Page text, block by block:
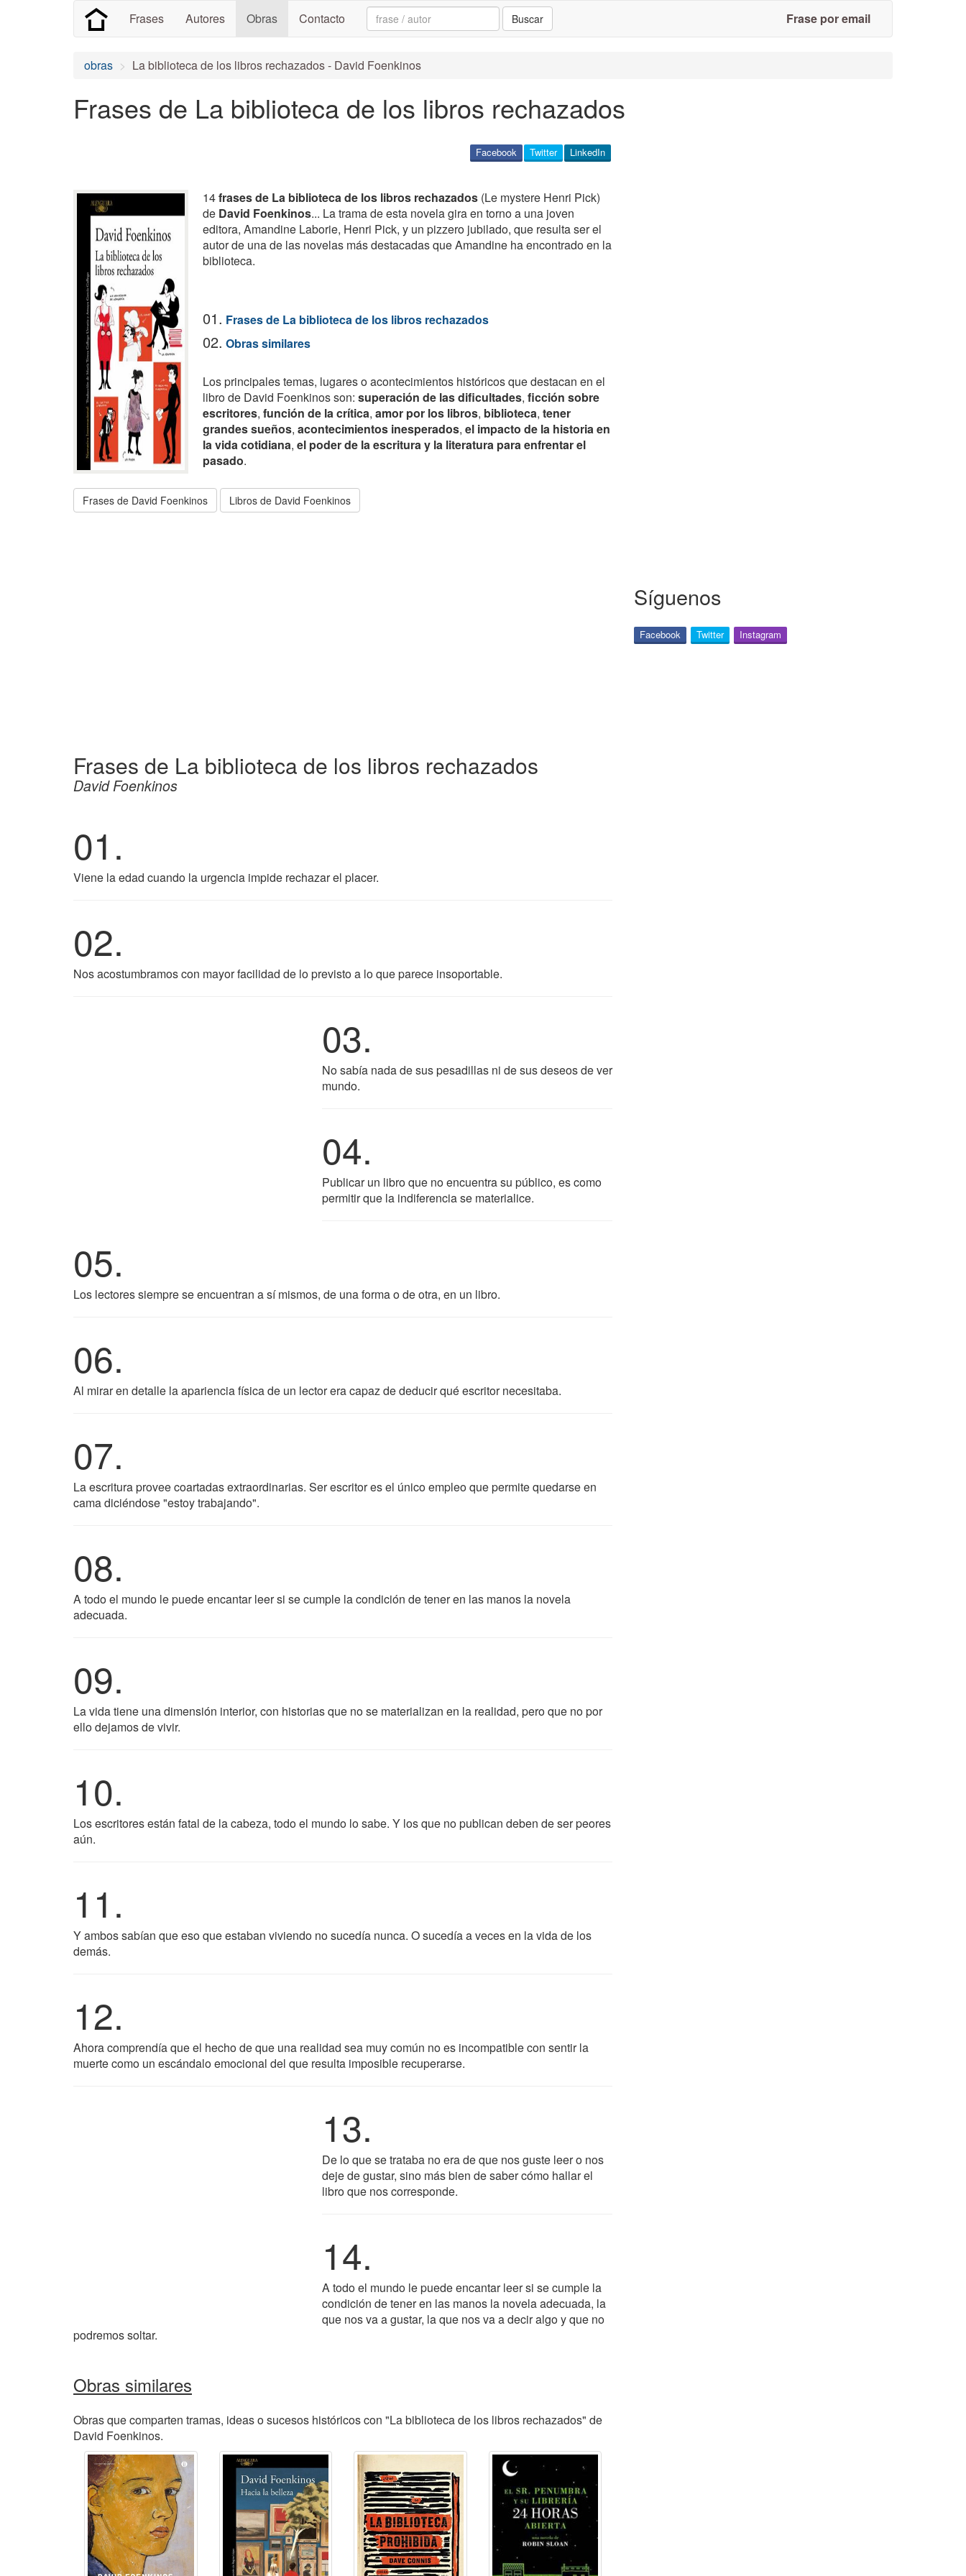
Frases Autores Obras Contacto Search: Buscar Frase por email
obras La biblioteca de los libros rechazados - David Foenkinos
Frases de La biblioteca de los libros rechazados
LinkedIn
Twitter
Facebook
14frases de La biblioteca de los libros rechazados (Le mystere Henri Pick)
de David Foenkinos... La trama de esta novela gira en torno a una joven
editora, Amandine Laborie, Henri Pick, y un pizzero jubilado, que resulta ser el
autor de una de las novelas más destacadas que Amandine ha encontrado en la
biblioteca.
01. Frases de La biblioteca de los libros rechazados
02. Obras similares
Los principales temas, lugares o acontecimientos históricos que destacan en el
libro de David Foenkinos son: superación de las dificultades, ficción sobre
escritores, función de la crítica, amor por los libros, biblioteca, tener
grandes sueños, acontecimientos inesperados, el impacto de la historia en
la vida cotidiana, el poder de la escritura y la literatura para enfrentar el
pasado.
Frases de David Foenkinos Libros de David Foenkinos
Frases de La biblioteca de los libros rechazados
David Foenkinos
01.
Viene la edad cuando la urgencia impide rechazar el placer.
02.
Nos acostumbramos con mayor facilidad de lo previsto a lo que parece insoportable.
03.
No sabía nada de sus pesadillas ni de sus deseos de ver
mundo.
04.
Publicar un libro que no encuentra su público, es como
permitir que la indiferencia se materialice.
05.
Los lectores siempre se encuentran a sí mismos, de una forma o de otra, en un libro.
06.
Al mirar en detalle la apariencia física de un lector era capaz de deducir qué escritor necesitaba.
07.
La escritura provee coartadas extraordinarias. Ser escritor es el único empleo que permite quedarse en
cama diciéndose "estoy trabajando".
08.
A todo el mundo le puede encantar leer si se cumple la condición de tener en las manos la novela
adecuada.
09.
La vida tiene una dimensión interior, con historias que no se materializan en la realidad, pero que no por
ello dejamos de vivir.
10.
Los escritores están fatal de la cabeza, todo el mundo lo sabe. Y los que no publican deben de ser peores
aún.
11.
Y ambos sabían que eso que estaban viviendo no sucedía nunca. O sucedía a veces en la vida de los
demás.
12.
Ahora comprendía que el hecho de que una realidad sea muy común no es incompatible con sentir la
muerte como un escándalo emocional del que resulta imposible recuperarse.
13.
De lo que se trataba no era de que nos guste leer o nos
deje de gustar, sino más bien de saber cómo hallar el
libro que nos corresponde.
14.
A todo el mundo le puede encantar leer si se cumple la
condición de tener en las manos la novela adecuada, la
que nos va a gustar, la que nos va a decir algo y que no
podremos soltar.
Obras similares
Obras que comparten tramas, ideas o sucesos históricos con "La biblioteca de los libros rechazados" de
David Foenkinos.
Síguenos
Facebook Twitter Instagram